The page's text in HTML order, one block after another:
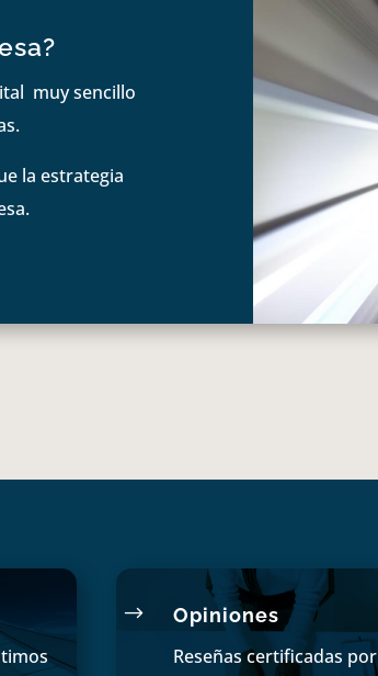
muy sencillo
la estrategia
$ Opiniones
Reseñas certificadas por